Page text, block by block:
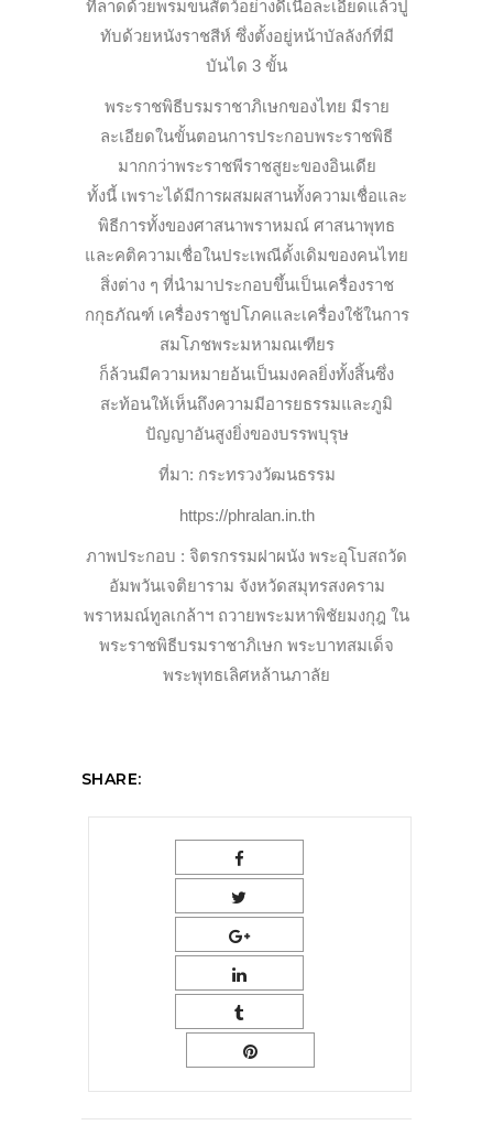
ที่ลาดด้วยพรมขนสัตว์อย่างดีเนื้อละเอียดแล้วปู
ทับด้วยหนังราชสีห์ ซึ่งตั้งอยู่หน้าบัลลังก์ที่มี
บันได 3 ขั้น
พระราชพิธีบรมราชาภิเษกของไทย มีราย
ละเอียดในขั้นตอนการประกอบพระราชพิธี
มากกว่าพระราชพีราชสูยะของอินเดีย
ทั้งนี้ เพราะได้มีการผสมผสานทั้งความเชื่อและ
พิธีการทั้งของศาสนาพราหมณ์ ศาสนาพุทธ
และคติความเชื่อในประเพณีดั้งเดิมของคนไทย
สิ่งต่าง ๆ ที่นำมาประกอบขึ้นเป็นเครื่องราช
กกุธภัณฑ์ เครื่องราชูปโภคและเครื่องใช้ในการ
สมโภชพระมหามณเฑียร
ก็ล้วนมีความหมายอ้นเป็นมงคลยิ่งทั้งสิ้นซึ่ง
สะท้อนให้เห็นถึงความมีอารยธรรมและภูมิ
ปัญญาอันสูงยิ่งของบรรพบุรุษ
ที่มา: กระทรวงวัฒนธรรม
https://phralan.in.th
ภาพประกอบ : จิตรกรรมฝาผนัง พระอุโบสถวัด
อัมพวันเจติยาราม จังหวัดสมุทรสงคราม
พราหมณ์ทูลเกล้าฯ ถวายพระมหาพิชัยมงกุฎ ใน
พระราชพิธีบรมราชาภิเษก พระบาทสมเด็จ
พระพุทธเลิศหล้านภาลัย
SHARE: